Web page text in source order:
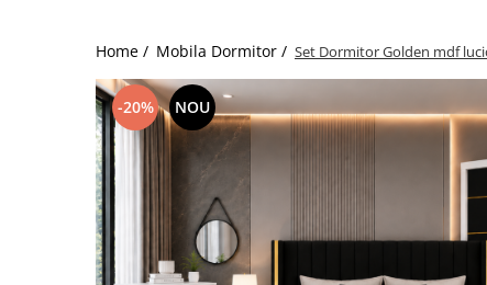
Home / Mobila Dormitor / Set Dormitor Golden mdf
-20% NOU